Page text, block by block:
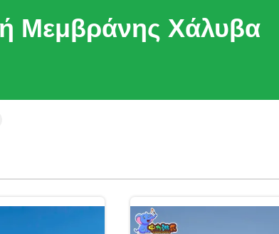
Μεμβράνης Χάλυβα